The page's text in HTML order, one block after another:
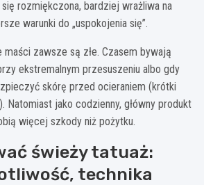
rozmiękczona, bardziej wrażliwa na
warunki do „uspokojenia się”.
maści zawsze są złe. Czasem bywają
ekstremalnym przesuszeniu albo gdy
skórę przed ocieraniem (krótki
Natomiast jako codzienny, główny produkt
więcej szkody niż pożytku.
świeży tatuaż:
technika